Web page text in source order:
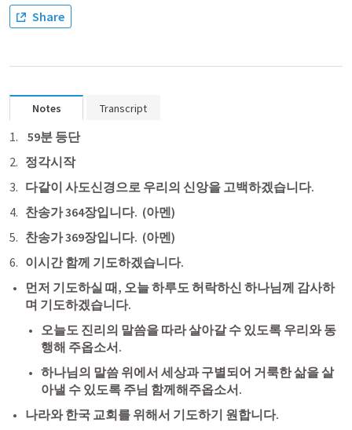
Share
Notes Transcript
59분 등단
정각시작
다같이 사도신경으로 우리의 신앙을 고백하겠습니다.
찬송가 364장입니다.  (아멘)
찬송가 369장입니다.  (아멘)
이시간 함께 기도하겠습니다.
먼저 기도하실 때, 오늘 하루도 허락하신 하나님께 감사하
며 기도하겠습니다.
오늘도 진리의 말씀을 따라 살아갈 수 있도록 우리와 동
행해 주옵소서.
하나님의 말씀 위에서 세상과 구별되어 거룩한 삶을 살
아낼 수 있도록 주님 함께해주옵소서.
나라와 한국 교회를 위해서 기도하기 원합니다.